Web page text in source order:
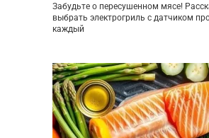
Забудьте о пересушенном мясе!
выбрать электрогриль с датчиком
каждый